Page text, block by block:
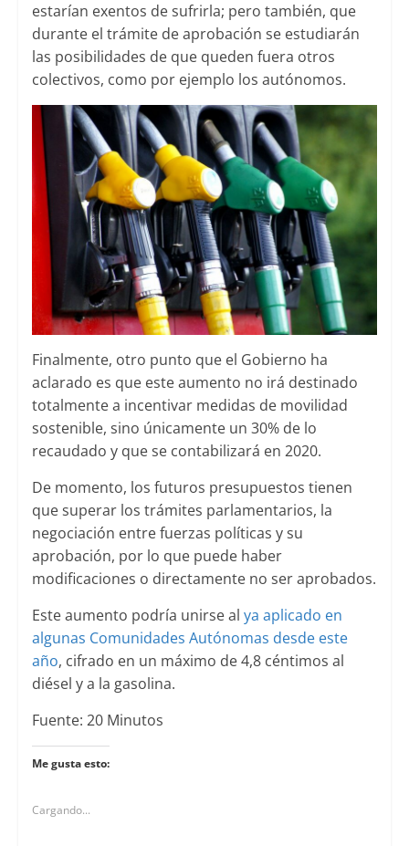
estarían exentos de sufrirla; pero también, que
durante el trámite de aprobación se estudiarán
las posibilidades de que queden fuera otros
colectivos, como por ejemplo los autónomos.
Finalmente, otro punto que el Gobierno ha
aclarado es que este aumento no irá destinado
totalmente a incentivar medidas de movilidad
sostenible, sino únicamente un 30% de lo
recaudado y que se contabilizará en 2020.
De momento, los futuros presupuestos tienen
que superar los trámites parlamentarios, la
negociación entre fuerzas políticas y su
aprobación, por lo que puede haber
modificaciones o directamente no ser aprobados.
Este aumento podría unirse al ya aplicado en
algunas Comunidades Autónomas desde este
año, cifrado en un máximo de 4,8 céntimos al
diésel y a la gasolina.
Fuente: 20 Minutos
Me gusta esto:
Cargando...